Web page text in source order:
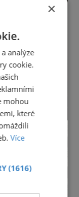
×
analýze
cookie.
mohou
které
Více
(1616)